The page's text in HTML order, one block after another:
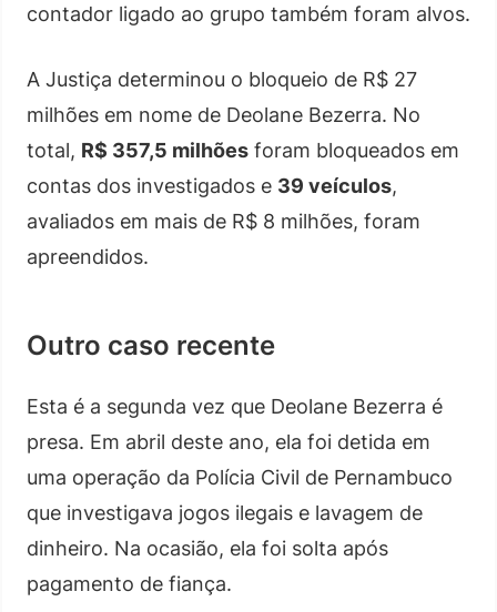
contador ligado ao grupo também foram alvos.
A Justiça determinou o bloqueio de R$ 27
milhões em nome de Deolane Bezerra. No
total, R$ 357,5 milhões foram bloqueados em
contas dos investigados e 39 veículos,
avaliados em mais de R$ 8 milhões, foram
apreendidos.
Outro caso recente
Esta é a segunda vez que Deolane Bezerra é
presa. Em abril deste ano, ela foi detida em
uma operação da Polícia Civil de Pernambuco
que investigava jogos ilegais e lavagem de
dinheiro. Na ocasião, ela foi solta após
pagamento de fiança.